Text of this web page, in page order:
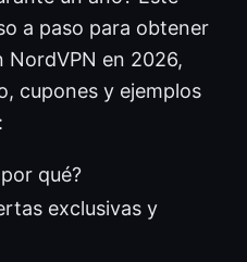
a paso para obtener
NordVPN en 2026,
cupones y ejemplos
qué?
exclusivas y